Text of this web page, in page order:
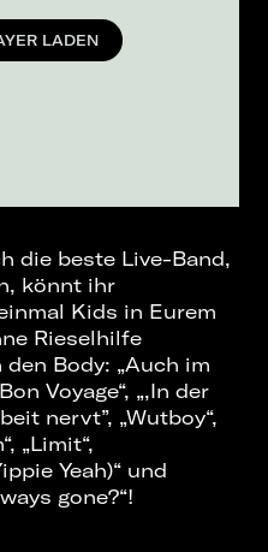
LADEN
die beste Live-Band,
könnt ihr
Kids in Eurem
Rieselhilfe
Body: „Auch im
Voyage“, „,In der
nervt”, „Wutboy“,
„Limit“,
Yeah)“ und
gone?“!